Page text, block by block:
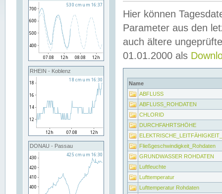
RHEIN - Koblenz
DONAU - Passau
Hier können
Parameter aus den
auch ältere
01.01.2000 als
Name
ABFLUSS
ABFLUSS_ROHDATEN
CHLORID
DURCHFAHRTSHÖHE
Fließgeschwindigkeit_Rohdaten
GRUNDWASSER ROHDATEN
Luftfeuchte
Lufttemperatur
Lufttemperatur Rohdaten